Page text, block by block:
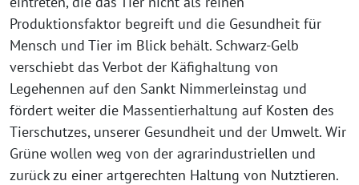
Produktionsfaktor begreift und die Gesundheit für
Mensch und Tier im Blick behält. Schwarz-Gelb
verschiebt das Verbot der Käfighaltung von
Legehennen auf den Sankt Nimmerleinstag und
fördert weiter die Massentierhaltung auf Kosten des
Tierschutzes, unserer Gesundheit und der Umwelt. Wir
Grüne wollen weg von der agrarindustriellen und
zurück zu einer artgerechten Haltung von Nutztieren.